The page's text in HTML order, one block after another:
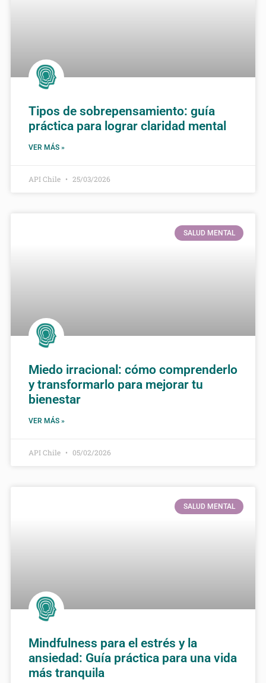
Tipos de sobrepensamiento: guía
práctica para lograr claridad mental
VER MÁS »
API Chile 25/03/2026
SALUD MENTAL
Miedo irracional: cómo comprenderlo
y transformarlo para mejorar tu
bienestar
VER MÁS »
API Chile 05/02/2026
SALUD MENTAL
Mindfulness para el estrés y la
ansiedad: Guía práctica para una vida
más tranquila